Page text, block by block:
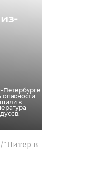
Петербурге
опасности
в
"Питер в
пары до
приток
давящую
стоит
в